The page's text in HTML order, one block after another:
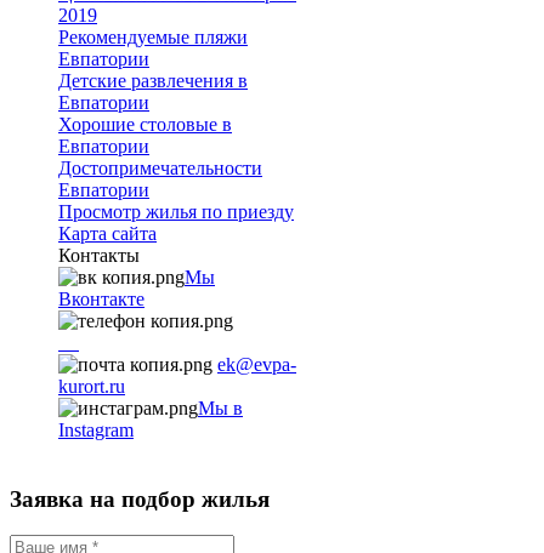
2019
Рекомендуемые пляжи
Евпатории
Детские развлечения в
Евпатории
Хорошие столовые в
Евпатории
Достопримечательности
Евпатории
Просмотр жилья по приезду
Карта сайта
Контакты
Мы
Вконтакте
ek@evpa-
kurort.ru
Мы в
Instagram
Заявка на подбор жилья